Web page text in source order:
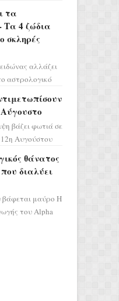
πρ...
τα
4 ζώδια
σκληρές
αλλάζει
αστρολογικό
βάζει φωτιά σε
Αυγούστου
θάνατος
διαλύει
βάφεται μαύρο Η
του Alpha